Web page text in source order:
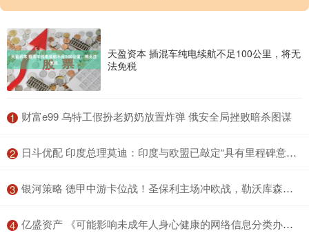
天盈资本 插混车纯电续航不足100公里，将无
法免税
1 ​财富e99 乌特工假扮老奶奶放置炸弹 俄安全局挫败暗杀图谋
2 ​日斗优配 印度总理莫迪：印度与欧盟已敲定“具有里程碑意义”的自由贸易协定
3 ​银河策略 德甲中游卡位战！圣保利主场冲欧战，勒沃库森客场争上游
4 ​亿盛资产 《可能影响未成年人身心健康的网络信息分类办法（征求意见稿）》公开征求意见